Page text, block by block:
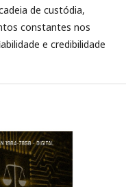
de custódia,
constantes nos
e credibilidade